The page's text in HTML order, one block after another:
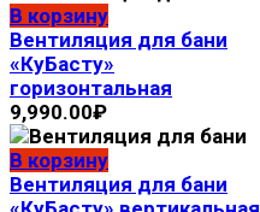
В корзину
Вентиляция для бани
«КуБасту»
горизонтальная
9,990.00₽
В корзину
Вентиляция для бани